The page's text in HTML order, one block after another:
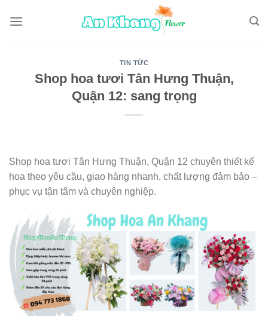
TIN TỨC
Shop hoa tươi Tân Hưng Thuận,
Quận 12: sang trọng
Shop hoa tươi Tân Hưng Thuận, Quận 12 chuyên thiết kế
hoa theo yêu cầu, giao hàng nhanh, chất lượng đảm bảo –
phục vụ tận tâm và chuyên nghiệp.